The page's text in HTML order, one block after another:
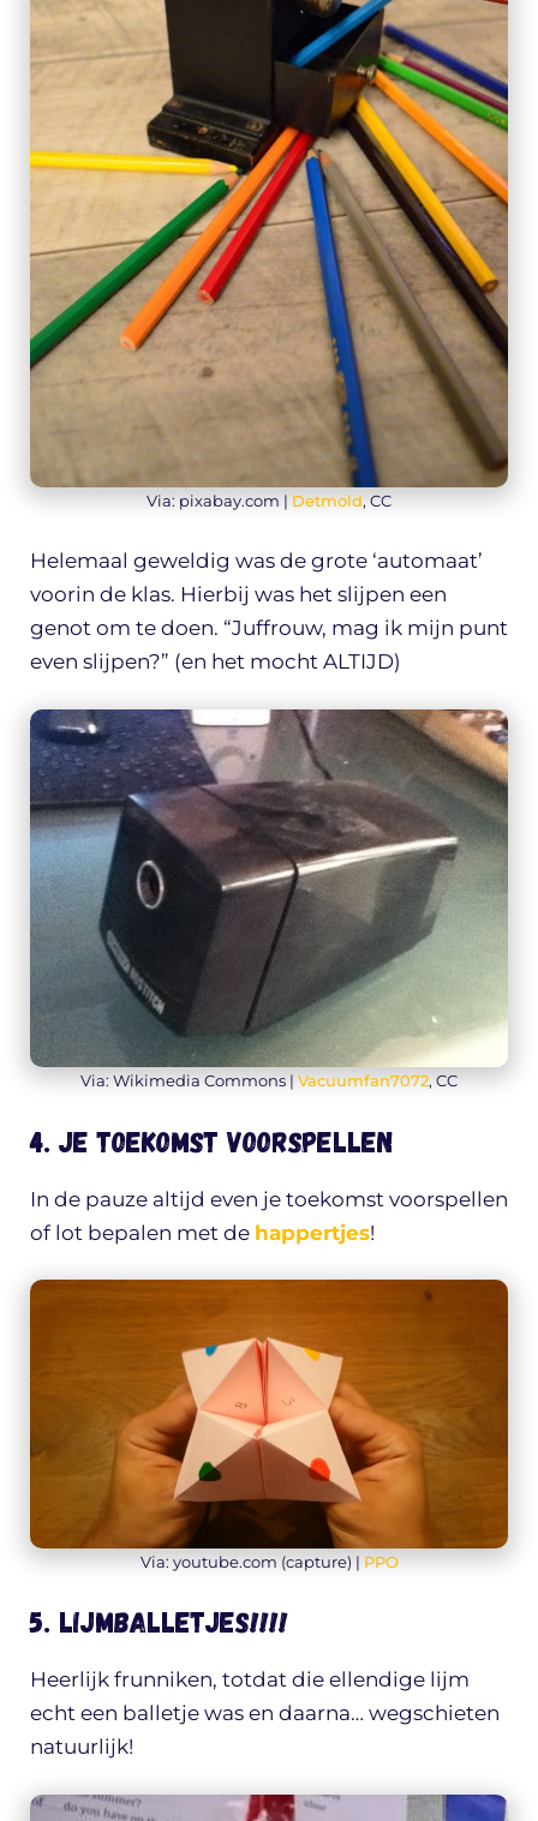
Via: pixabay.com | Detmold, CC
Helemaal geweldig was de grote ‘automaat’
voorin de klas. Hierbij was het slijpen een
genot om te doen. “Juffrouw, mag ik mijn punt
even slijpen?” (en het mocht ALTIJD)
Via: Wikimedia Commons | Vacuumfan7072, CC
4. Je toekomst voorspellen
In de pauze altijd even je toekomst voorspellen
of lot bepalen met de happertjes!
Via: youtube.com (capture) | PPO
5. LIJMBALLETJES!!!!
Heerlijk frunniken, totdat die ellendige lijm
echt een balletje was en daarna… wegschieten
natuurlijk!